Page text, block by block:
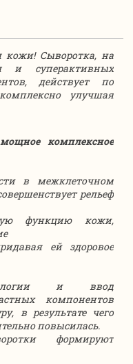
кожи! Сыворотка, на
и суперактивных
действует по
улучшая
комплексное
в межклеточном
рельеф
функцию кожи,
ей здоровое
и ввод
компонентов
в результате чего
повысилась.
формируют